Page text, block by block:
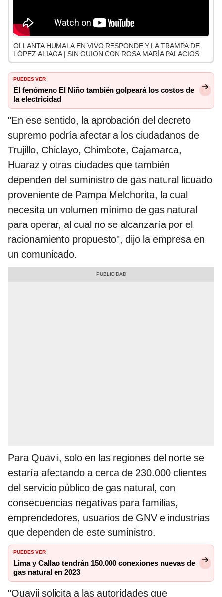
OLLANTA HUMALA EN VIVO RESPONDE Y LA TRAMPA DE
LÓPEZ ALIAGA | SIN GUION CON ROSA MARÍA PALACIOS
PUEDES VER
El fenómeno El Niño también golpeará los costos de
la electricidad
"En ese sentido, la aprobación del decreto
supremo podría afectar a los ciudadanos de
Trujillo, Chiclayo, Chimbote, Cajamarca,
Huaraz y otras ciudades que también
dependen del suministro de gas natural licuado
proveniente de Pampa Melchorita, la cual
necesita un volumen mínimo de gas natural
para operar, al cual no se alcanzaría por el
racionamiento propuesto", dijo la empresa en
un comunicado.
Para Quavii, solo en las regiones del norte se
estaría afectando a cerca de 230.000 clientes
del servicio público de gas natural, con
consecuencias negativas para familias,
emprendedores, usuarios de GNV e industrias
que dependen de este suministro.
PUEDES VER
Lima y Callao tendrán 150.000 conexiones nuevas de
gas natural en 2023
"Quavii solicita a las autoridades que